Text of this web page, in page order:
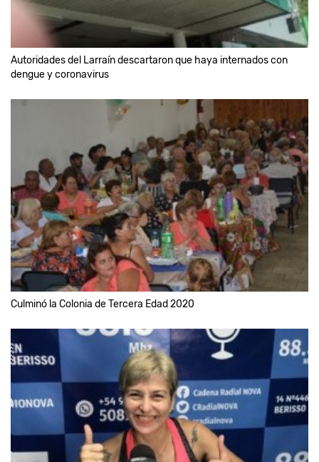
Autoridades del Larraín descartaron que haya internados con
dengue y coronavirus
Culminó la Colonia de Tercera Edad 2020